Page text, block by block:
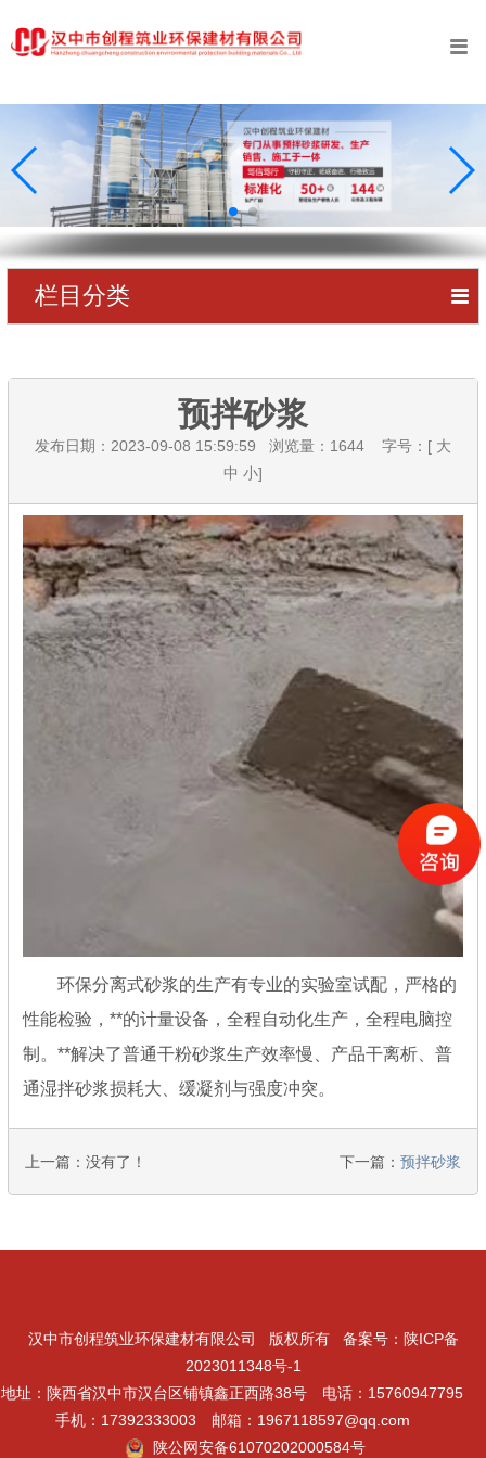
首页
公司简介
业务范围
工程案例
新闻中心
创程资质
󰀥
栏目分类
预拌砂浆
󰀥
预拌砂浆
发布日期：2023-09-08 15:59:59 浏览量： 1644字号：[ 大
中 小]
环保分离式砂浆的生产有专业的实验室试配，严格的
性能检验，**的计量设备，全程自动化生产，全程电脑控
制。**解决了普通干粉砂浆生产效率慢、产品干离析、普
通湿拌砂浆损耗大、缓凝剂与强度冲突。
上一篇：没有了！ 下一篇：预拌砂浆
汉中市创程筑业环保建材有限公司 版权所有 备案号： 陕ICP备
2023011348号-1
地址：陕西省汉中市汉台区铺镇鑫正西路38号 电话：15760947795
手机：17392333003 邮箱：1967118597@qq.com
陕公网安备61070202000584号